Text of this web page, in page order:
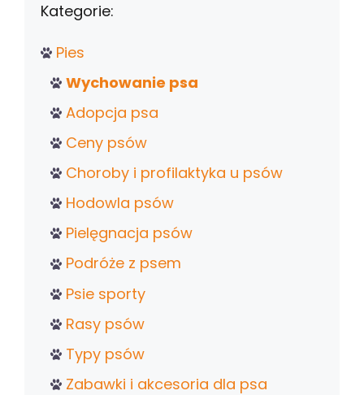
Kategorie:
Pies
Wychowanie psa
Adopcja psa
Ceny psów
Choroby i profilaktyka u psów
Hodowla psów
Pielęgnacja psów
Podróże z psem
Psie sporty
Rasy psów
Typy psów
Zabawki i akcesoria dla psa